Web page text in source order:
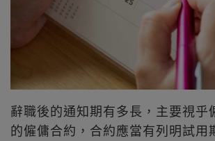
辭職後的通知期有多長，主要視乎
的僱傭合約，合約應當有列明試用